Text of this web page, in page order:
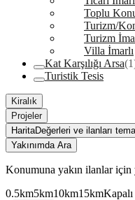
Toplu
Turizm/
Turizm
Villa İmarlı
Kat Karşılığı Arsa
Turistik Tesis
Kiralık
Projeler
HaritaDeğerleri ve ilanları
Yakınımda Ara
Konumuna yakın ilanlar için
0.5km5km10km15kmKapalı